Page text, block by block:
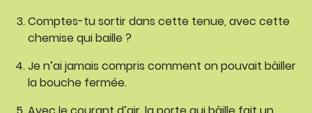
Comptes-tu sortir dans cette tenue, avec cette
chemise qui baille ?
Je n’ai jamais compris comment on pouvait bâiller
la bouche fermée.